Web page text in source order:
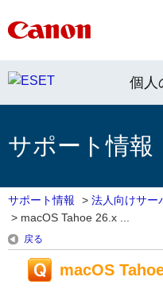
個人
サポート情
サポート情報 > 法人向けサー
> macOS Tahoe 26.x ...
戻る
macOS